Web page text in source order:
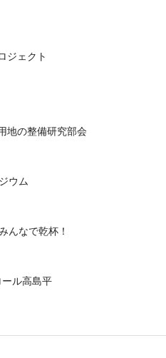
ジェクト
地の整備研究部会
ウム
んなで乾杯！
ル高島平